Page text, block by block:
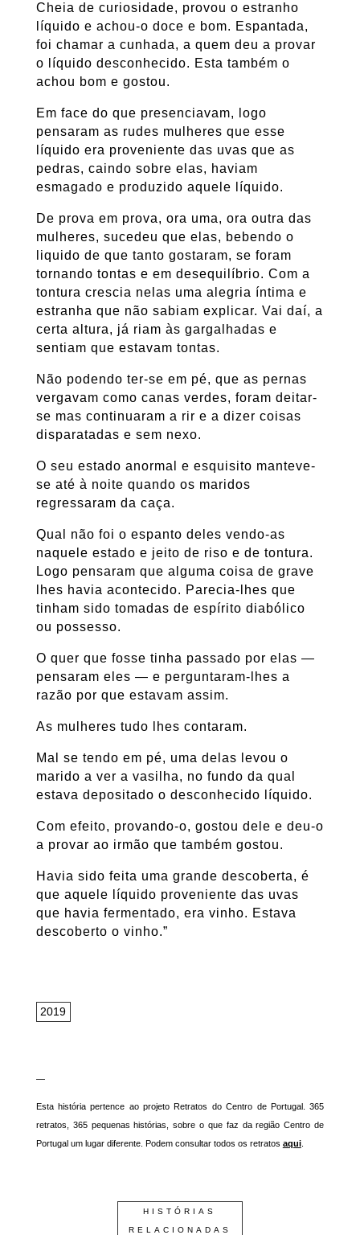
Cheia de curiosidade, provou o estranho
líquido e achou-o doce e bom. Espantada,
foi chamar a cunhada, a quem deu a provar
o líquido desconhecido. Esta também o
achou bom e gostou.
Em face do que presenciavam, logo
pensaram as rudes mulheres que esse
líquido era proveniente das uvas que as
pedras, caindo sobre elas, haviam
esmagado e produzido aquele líquido.
De prova em prova, ora uma, ora outra das
mulheres, sucedeu que elas, bebendo o
liquido de que tanto gostaram, se foram
tornando tontas e em desequilíbrio. Com a
tontura crescia nelas uma alegria íntima e
estranha que não sabiam explicar. Vai daí, a
certa altura, já riam às gargalhadas e
sentiam que estavam tontas.
Não podendo ter-se em pé, que as pernas
vergavam como canas verdes, foram deitar-
se mas continuaram a rir e a dizer coisas
disparatadas e sem nexo.
O seu estado anormal e esquisito manteve-
se até à noite quando os maridos
regressaram da caça.
Qual não foi o espanto deles vendo-as
naquele estado e jeito de riso e de tontura.
Logo pensaram que alguma coisa de grave
lhes havia acontecido. Parecia-lhes que
tinham sido tomadas de espírito diabólico
ou possesso.
O quer que fosse tinha passado por elas —
pensaram eles — e perguntaram-lhes a
razão por que estavam assim.
As mulheres tudo lhes contaram.
Mal se tendo em pé, uma delas levou o
marido a ver a vasilha, no fundo da qual
estava depositado o desconhecido líquido.
Com efeito, provando-o, gostou dele e deu-o
a provar ao irmão que também gostou.
Havia sido feita uma grande descoberta, é
que aquele líquido proveniente das uvas
que havia fermentado, era vinho. Estava
descoberto o vinho.”
2019
—
Esta história pertence ao projeto Retratos do Centro de Portugal. 365
retratos, 365 pequenas histórias, sobre o que faz da região Centro de
Portugal um lugar diferente. Podem consultar todos os retratos aqui.
HISTÓRIAS
RELACIONADAS